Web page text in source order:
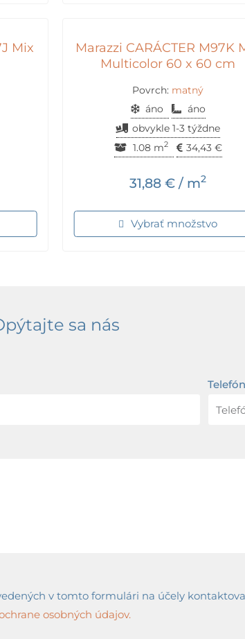
Mix
Marazzi CARÁCTER M97K
Multicolor 60 x 60 cm
Povrch: matný
áno
áno
obvykle 1-3 týždne
1.08 m2 34,43 €
31,88 € / m2
Vybrať množstvo
sa nás
Telefón
v tomto formulári na účely
osobných údajov.